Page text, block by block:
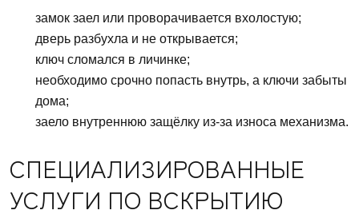
замок заел или проворачивается вхолостую;
дверь разбухла и не открывается;
ключ сломался в личинке;
необходимо срочно попасть внутрь, а ключи забыты
дома;
заело внутреннюю защёлку из-за износа механизма.
СПЕЦИАЛИЗИРОВАННЫЕ
УСЛУГИ ПО ВСКРЫТИЮ